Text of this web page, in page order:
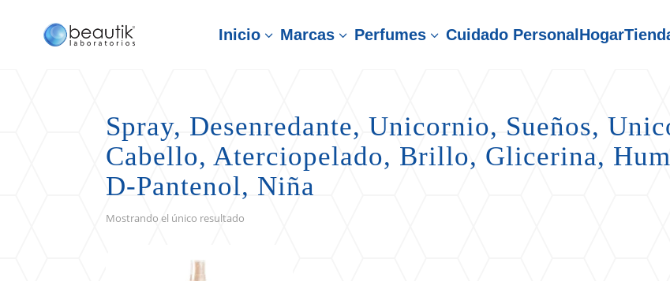
Inicio3 Marcas3 Perfumes3 Cuidado PersonalHogar
Spray, Desenredante, Unicornio, Sueños,
Cabello, Aterciopelado, Brillo, Glicerina,
D-Pantenol, Niña
Mostrando el único resultado